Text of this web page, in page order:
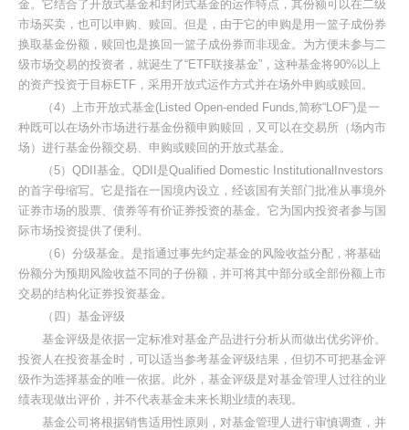
金。它结合了开放式基金和封闭式基金的运作特点，其份额可以在二级
市场买卖，也可以申购、赎回。但是，由于它的申购是用一篮子成份券
换取基金份额，赎回也是换回一篮子成份券而非现金。为方便未参与二
级市场交易的投资者，就诞生了“ETF联接基金”，这种基金将90%以上
的资产投资于目标ETF，采用开放式运作方式并在场外申购或赎回。
（4）上市开放式基金(Listed Open-ended Funds,简称“LOF”)是一
种既可以在场外市场进行基金份额申购赎回，又可以在交易所（场内市
场）进行基金份额交易、申购或赎回的开放式基金。
（5）QDII基金。QDII是Qualified Domestic InstitutionalInvestors
的首字母缩写。它是指在一国境内设立，经该国有关部门批准从事境外
证券市场的股票、债券等有价证券投资的基金。它为国内投资者参与国
际市场投资提供了便利。
（6）分级基金。是指通过事先约定基金的风险收益分配，将基础
份额分为预期风险收益不同的子份额，并可将其中部分或全部份额上市
交易的结构化证券投资基金。
（四）基金评级
基金评级是依据一定标准对基金产品进行分析从而做出优劣评价。
投资人在投资基金时，可以适当参考基金评级结果，但切不可把基金评
级作为选择基金的唯一依据。此外，基金评级是对基金管理人过往的业
绩表现做出评价，并不代表基金未来长期业绩的表现。
基金公司将根据销售适用性原则，对基金管理人进行审慎调查，并